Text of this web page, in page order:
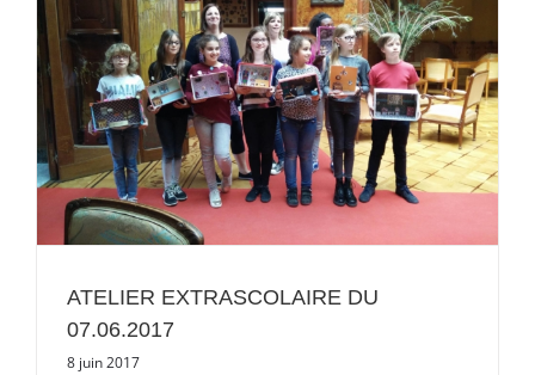
ATELIER EXTRASCOLAIRE DU
07.06.2017
8 juin 2017